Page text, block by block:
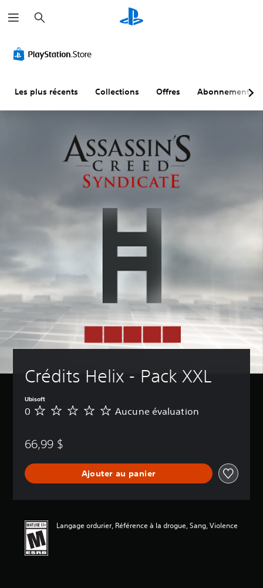
e
c
r
c
r
Les plus récents Collections Offres Abonnements
Crédits Helix - Pack XXL
Ubisoft
A
u
e
é
a
t
i
0 Aucune évaluation
66,99 $
Ajouter au panier
Langage ordurier, Référence à la drogue, Sang, Violence